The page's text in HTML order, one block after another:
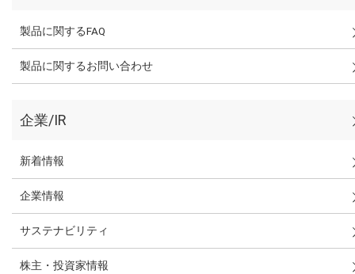
製品に関するFAQ
製品に関するお問い合わせ
企業/IR
新着情報
企業情報
サステナビリティ
株主・投資家情報